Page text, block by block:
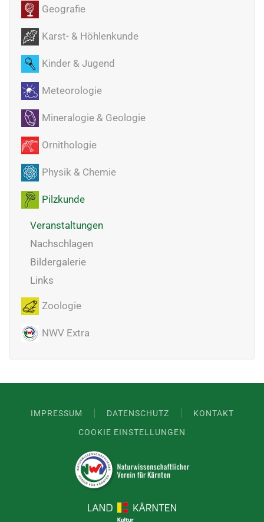
Geografie
Karst- & Höhlenkunde
Kinder & Jugend
Meteorologie
Mineralogie & Geologie
Ornithologie
Physik & Chemie
Pilzkunde
Veranstaltungen
Nachschlagen
Bildergalerie
Links
Zoologie
NWV Extra
IMPRESSUM DATENSCHUTZ
KONTAKT
COOKIE EINSTELLUNGEN